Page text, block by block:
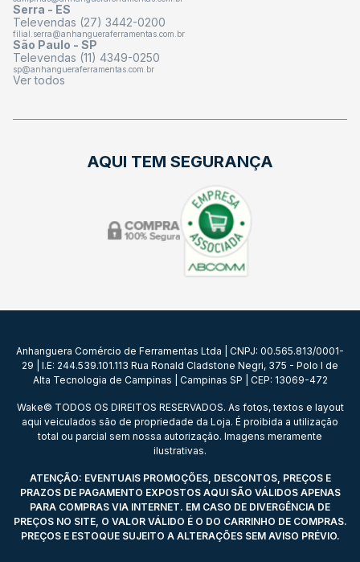
Serra - ES
Televendas (27) 3442-0200
filial.serra@anhangueraferramentas.com.br
São Paulo - SP
Televendas (11) 4349-0250
sp@anhangueraferramentas.com.br
Ver todos
AQUI TEM SEGURANÇA
Anhanguera Comércio de Ferramentas Ltda | CNPJ: 00.565.813/0001-
29 | I.E: 244.539.101.113 Rua Ronald Cladstone Negri, 375 - Polo I de
Alta Tecnologia de Campinas | Campinas SP | CEP: 13069-472
Wake© TODOS OS DIREITOS RESERVADOS. As fotos, textos e layout
aqui veiculados são de propriedade da Loja. É proibida a utilização
total ou parcial sem nossa autorização. Imagens meramente
ilustrativas.
ATENÇÃO: EVENTUAIS PROMOÇÕES, DESCONTOS, PREÇOS E
PRAZOS DE PAGAMENTO EXPOSTOS AQUI SÃO VÁLIDOS APENAS
PARA COMPRAS VIA INTERNET. EM CASO DE DIVERGÊNCIA DE
PREÇOS NO SITE, O VALOR VÁLIDO É O DO CARRINHO DE COMPRAS.
PREÇOS E ESTOQUE SUJEITO A ALTERAÇÕES SEM AVISO PRÉVIO.